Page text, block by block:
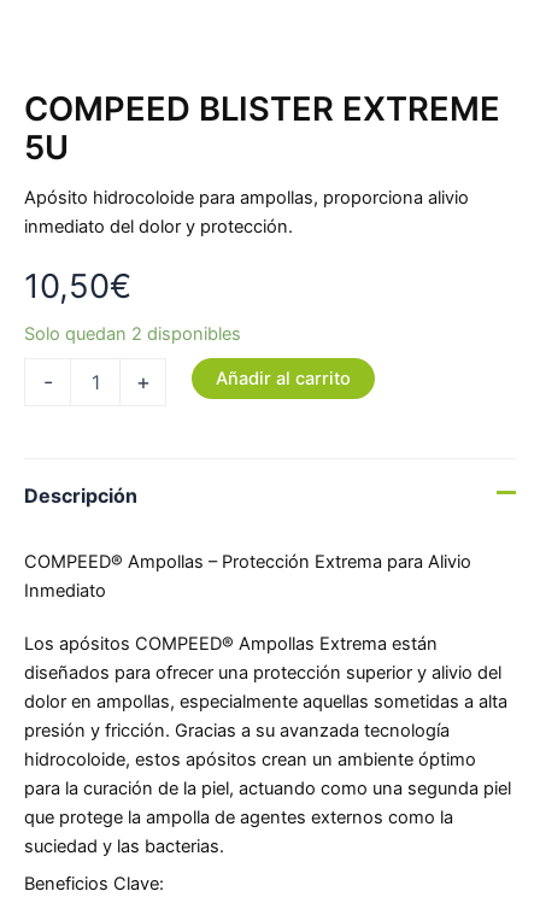
COMPEED BLISTER EXTREME
5U
Apósito hidrocoloide para ampollas, proporciona alivio
inmediato del dolor y protección.
10,50€
Solo quedan 2 disponibles
- + Añadir al carrito
Descripción
COMPEED® Ampollas – Protección Extrema para Alivio
Inmediato
Los apósitos COMPEED® Ampollas Extrema están
diseñados para ofrecer una protección superior y alivio del
dolor en ampollas, especialmente aquellas sometidas a alta
presión y fricción. Gracias a su avanzada tecnología
hidrocoloide, estos apósitos crean un ambiente óptimo
para la curación de la piel, actuando como una segunda piel
que protege la ampolla de agentes externos como la
suciedad y las bacterias.
Beneficios Clave: